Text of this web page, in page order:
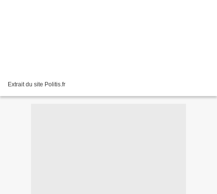
Extrait du site Politis.fr